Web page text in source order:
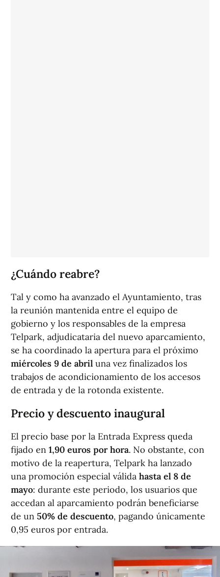
¿Cuándo reabre?
Tal y como ha avanzado el Ayuntamiento, tras
la reunión mantenida entre el equipo de
gobierno y los responsables de la empresa
Telpark, adjudicataria del nuevo aparcamiento,
se ha coordinado la apertura para el próximo
miércoles 9 de abril una vez finalizados los
trabajos de acondicionamiento de los accesos
de entrada y de la rotonda existente.
Precio y descuento inaugural
El precio base por la Entrada Express queda
fijado en 1,90 euros por hora. No obstante, con
motivo de la reapertura, Telpark ha lanzado
una promoción especial válida hasta el 8 de
mayo: durante este periodo, los usuarios que
accedan al aparcamiento podrán beneficiarse
de un 50% de descuento, pagando únicamente
0,95 euros por entrada.